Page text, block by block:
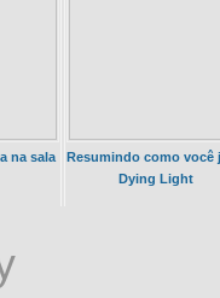
na sala
Resumindo como você
Dying Light